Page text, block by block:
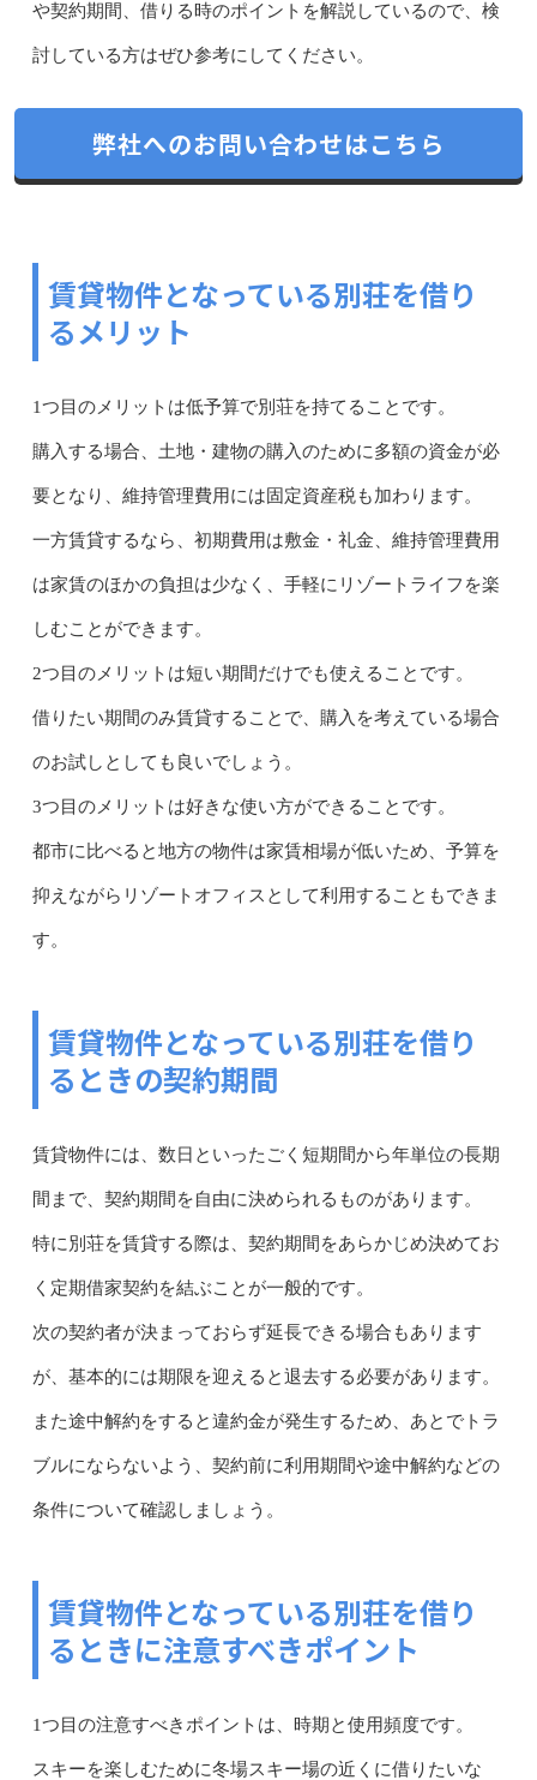
や契約期間、借りる時のポイントを解説しているので、検
討している方はぜひ参考にしてください。
弊社へのお問い合わせはこちら
賃貸物件となっている別荘を借り
るメリット
1つ目のメリットは低予算で別荘を持てることです。
購入する場合、土地・建物の購入のために多額の資金が必
要となり、維持管理費用には固定資産税も加わります。
一方賃貸するなら、初期費用は敷金・礼金、維持管理費用
は家賃のほかの負担は少なく、手軽にリゾートライフを楽
しむことができます。
2つ目のメリットは短い期間だけでも使えることです。
借りたい期間のみ賃貸することで、購入を考えている場合
のお試しとしても良いでしょう。
3つ目のメリットは好きな使い方ができることです。
都市に比べると地方の物件は家賃相場が低いため、予算を
抑えながらリゾートオフィスとして利用することもできま
す。
賃貸物件となっている別荘を借り
るときの契約期間
賃貸物件には、数日といったごく短期間から年単位の長期
間まで、契約期間を自由に決められるものがあります。
特に別荘を賃貸する際は、契約期間をあらかじめ決めてお
く定期借家契約を結ぶことが一般的です。
次の契約者が決まっておらず延長できる場合もあります
が、基本的には期限を迎えると退去する必要があります。
また途中解約をすると違約金が発生するため、あとでトラ
ブルにならないよう、契約前に利用期間や途中解約などの
条件について確認しましょう。
賃貸物件となっている別荘を借り
るときに注意すべきポイント
1つ目の注意すべきポイントは、時期と使用頻度です。
スキーを楽しむために冬場スキー場の近くに借りたいな